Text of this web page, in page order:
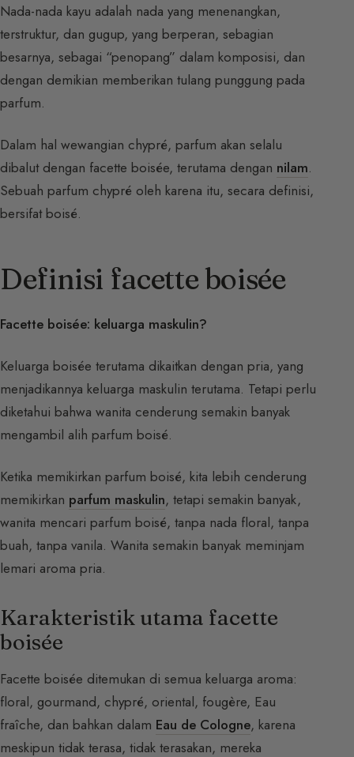
Nada-nada kayu adalah nada yang menenangkan,
terstruktur, dan gugup, yang berperan, sebagian
besarnya, sebagai “penopang” dalam komposisi, dan
dengan demikian memberikan tulang punggung pada
parfum.
Dalam hal wewangian chypré, parfum akan selalu
dibalut dengan facette boisée, terutama dengan nilam.
Sebuah parfum chypré oleh karena itu, secara definisi,
bersifat boisé.
Definisi facette boisée
Facette boisée: keluarga maskulin?
Keluarga boisée terutama dikaitkan dengan pria, yang
menjadikannya keluarga maskulin terutama. Tetapi perlu
diketahui bahwa wanita cenderung semakin banyak
mengambil alih parfum boisé.
Ketika memikirkan parfum boisé, kita lebih cenderung
memikirkan parfum maskulin, tetapi semakin banyak,
wanita mencari parfum boisé, tanpa nada floral, tanpa
buah, tanpa vanila. Wanita semakin banyak meminjam
lemari aroma pria.
Karakteristik utama facette
boisée
Facette boisée ditemukan di semua keluarga aroma:
floral, gourmand, chypré, oriental, fougère, Eau
fraîche, dan bahkan dalam Eau de Cologne, karena
meskipun tidak terasa, tidak terasakan, mereka